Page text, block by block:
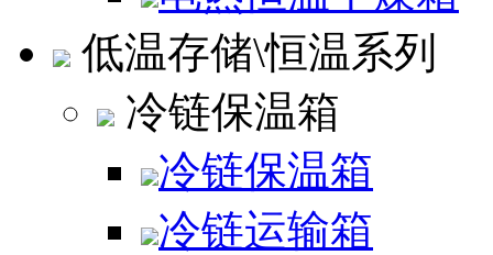
低温存储\恒温系列
冷链保温箱
冷链保温箱
冷链运输箱